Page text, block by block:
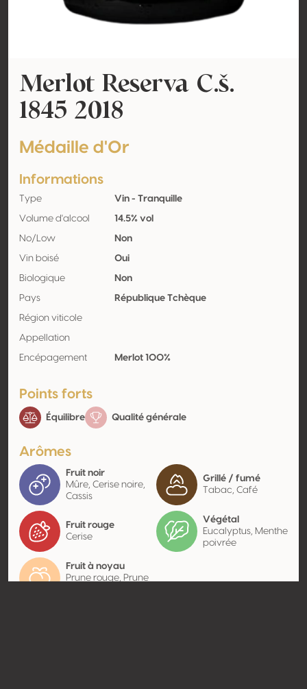
Merlot Reserva C.š.
1845 2018
Médaille d'Or
Informations
Type Vin - Tranquille
Volume d'alcool 14.5% vol
No/Low Non
Vin boisé Oui
Biologique Non
Pays République Tchèque
Région viticole
Appellation
Encépagement Merlot 100%
Points forts
Équilibre Qualité générale
Arômes
Fruit noir
Mûre, Cerise noire,
Cassis
Grillé / fumé
Tabac, Café
Fruit rouge
Cerise
Végétal
Eucalyptus, Menthe
poivrée
Fruit à noyau
Prune rouge, Prune